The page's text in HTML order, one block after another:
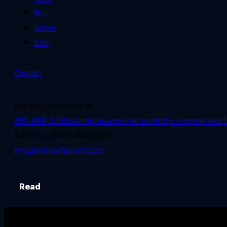
Biz
Game
Life
Contact
ฝ่ายขาย และการตลาด
085-848-2253sales@shownolimit.comhttp://m.me/
สมัครงาน/ฝึกงาน ติดต่อได้ที่
hr-ga@shownolimit.com
Read